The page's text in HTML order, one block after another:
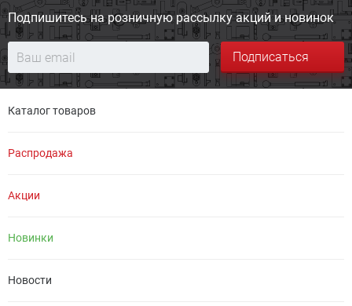
Подпишитесь на розничную рассылку акций и новинок
Подписаться
Каталог товаров
Распродажа
Акции
Новинки
Новости